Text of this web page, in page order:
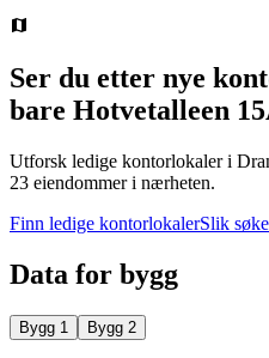
Ser du etter nye
bare Hotvetalleen
Utforsk ledige kontorlokaler i
23 eiendommer i nærheten.
Finn ledige kontorlokalerSlik
Data for bygg
Bygg 1 Bygg 2